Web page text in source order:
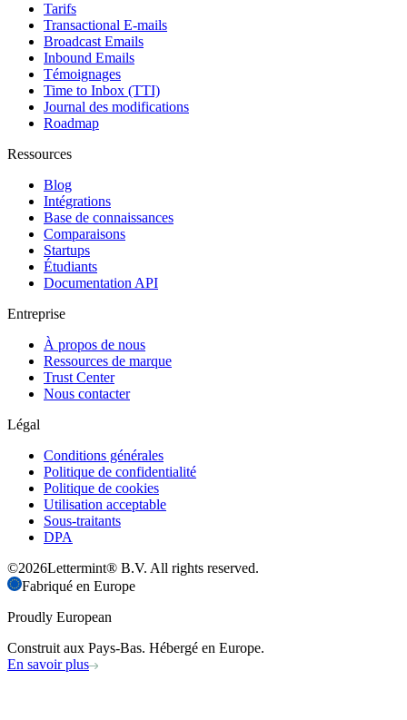
Tarifs
Transactional E-mails
Broadcast Emails
Inbound Emails
Témoignages
Time to Inbox (TTI)
Journal des modifications
Roadmap
Ressources
Blog
Intégrations
Base de connaissances
Comparaisons
Startups
Étudiants
Documentation API
Entreprise
À propos de nous
Ressources de marque
Trust Center
Nous contacter
Légal
Conditions générales
Politique de confidentialité
Politique de cookies
Utilisation acceptable
Sous-traitants
DPA
©2026Lettermint® B.V. All rights reserved.
Fabriqué en Europe
Proudly European
Construit aux Pays-Bas. Hébergé en Europe.
En savoir plus